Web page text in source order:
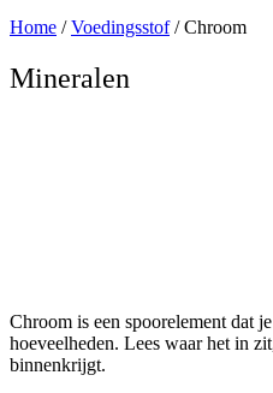
Home /Voedingsstof/ Chroom
Mineralen
Chroom is een spoorelement dat
hoeveelheden. Lees waar het in
binnenkrijgt.